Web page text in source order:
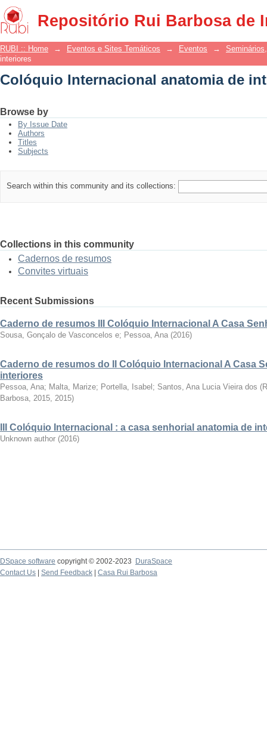
Repositório Rui Barbosa de
Colóquio Internacional anatomia de
RUBI :: Home → Eventos e Sites Temáticos → Eventos →
interiores
Colóquio Internacional anatomia de
Browse by
By Issue Date
Authors
Titles
Subjects
Search within this community and its collections:
Collections in this community
Cadernos de resumos
Convites virtuais
Recent Submissions
Caderno de resumos III Colóquio Internacional A Casa
Sousa, Gonçalo de Vasconcelos e; Pessoa, Ana (2016)
Caderno de resumos do II Colóquio Internacional A Casa
interiores
Pessoa, Ana; Malta, Marize; Portella, Isabel; Santos, Ana Lucia Vieira dos (
Barbosa, 2015, 2015)
III Colóquio Internacional : a casa senhorial anatomia de
Unknown author (2016)
DSpace software copyright © 2002-2023
DuraSpace
Contact Us
Send Feedback Casa Rui Barbosa